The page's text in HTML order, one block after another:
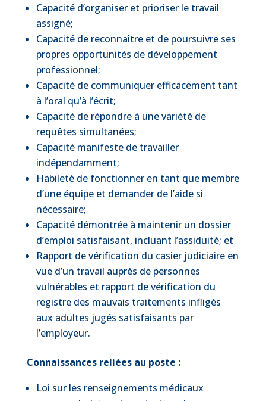
Capacité d’organiser et prioriser le travail
assigné;
Capacité de reconnaître et de poursuivre ses
propres opportunités de développement
professionnel;
Capacité de communiquer efficacement tant
à l’oral qu’à l’écrit;
Capacité de répondre à une variété de
requêtes simultanées;
Capacité manifeste de travailler
indépendamment;
Habileté de fonctionner en tant que membre
d’une équipe et demander de l’aide si
nécessaire;
Capacité démontrée à maintenir un dossier
d’emploi satisfaisant, incluant l’assiduité; et
Rapport de vérification du casier judiciaire en
vue d’un travail auprès de personnes
vulnérables et rapport de vérification du
registre des mauvais traitements infligés
aux adultes jugés satisfaisants par
l’employeur.
Connaissances reliées au poste :
Loi sur les renseignements médicaux